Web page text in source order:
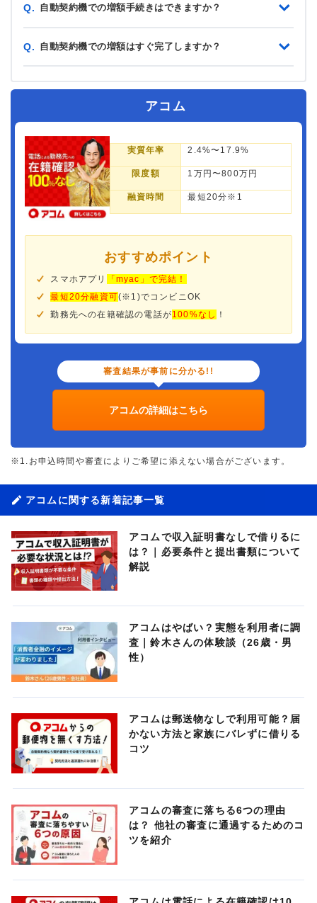
Q. 自動契約機での増額手続きはできますか？
Q. 自動契約機での増額はすぐ完了しますか？
アコム
実質年率 2.4%〜17.9%
限度額 1万円〜800万円
融資時間 最短20分※1
おすすめポイント
スマホアプリ
「myac」で完結！
最短20分融資可(※1)でコンビニOK
勤務先への在籍確認の電話が100%なし ！
審査結果が事前に分かる!!
アコムの詳細はこちら
※1.お申込時間や審査によりご希望に添えない場合がございます。
アコムに関する新着記事一覧
アコムで収入証明書なしで借りるに
は？｜必要条件と提出書類について
解説
アコムはやばい？実態を利用者に調
査｜鈴木さんの体験談（26歳・男
性）
アコムは郵送物なしで利用可能？届
かない方法と家族にバレずに借りる
コツ
アコムの審査に落ちる6つの理由
は？ 他社の審査に通過するためのコ
ツを紹介